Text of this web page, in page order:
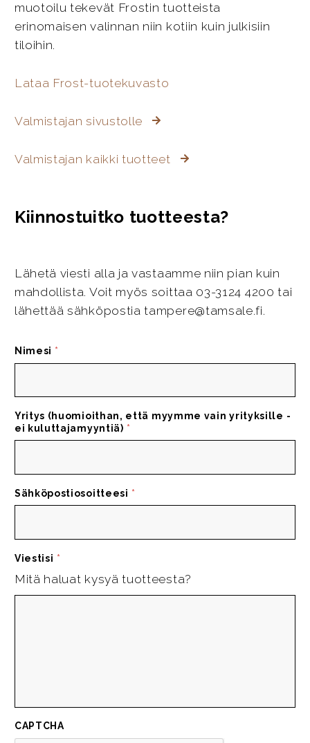
muotoilu tekevät Frostin tuotteista
erinomaisen valinnan niin kotiin kuin julkisiin
tiloihin.
Lataa Frost-tuotekuvasto
Valmistajan sivustolle
Valmistajan kaikki tuotteet
Kiinnostuitko tuotteesta?
Lähetä viesti alla ja vastaamme niin pian kuin
mahdollista. Voit myös soittaa 03-3124 4200 tai
lähettää sähköpostia tampere@tamsale.fi.
Nimesi *
Yritys (huomioithan, että myymme vain yrityksille -
ei kuluttajamyyntiä) *
Sähköpostiosoitteesi *
Viestisi *
Mitä haluat kysyä tuotteesta?
CAPTCHA